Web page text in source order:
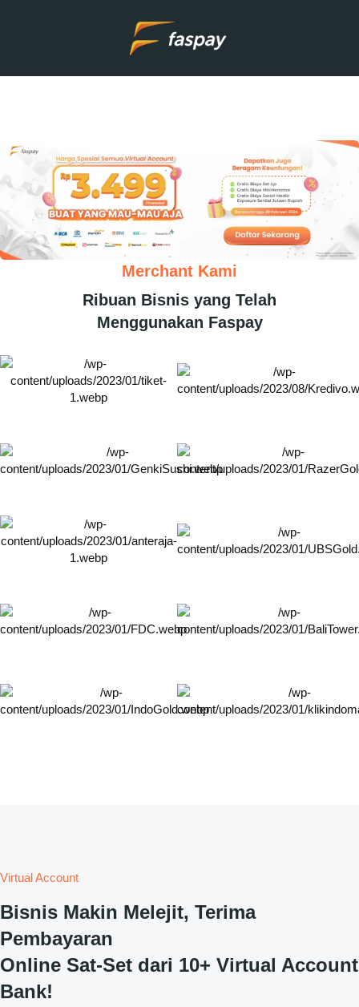
Merchant Kami
Ribuan Bisnis yang Telah
Menggunakan Faspay
Virtual Account
Bisnis Makin Melejit, Terima
Pembayaran
Online Sat-Set dari 10+ Virtual Account
Bank!